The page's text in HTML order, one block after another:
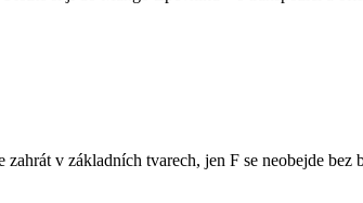
v základních tvarech, jen F se neobejde